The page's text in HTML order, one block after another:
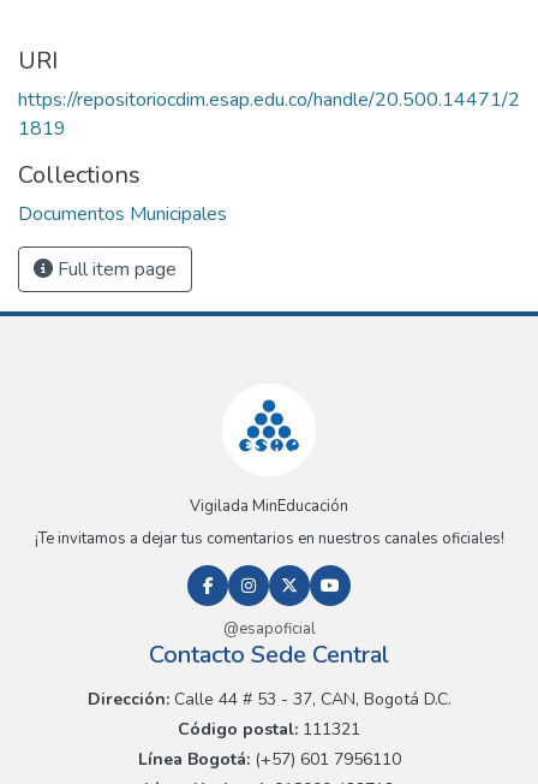
URI
https://repositoriocdim.esap.edu.co/handle/20.500.14471/2
1819
Collections
Documentos Municipales
Full item page
Vigilada MinEducación
¡Te invitamos a dejar tus comentarios en nuestros canales oficiales!
@esapoficial
Contacto Sede Central
Dirección:Calle 44 # 53 - 37, CAN, Bogotá D.C.
Código postal: 111321
Línea Bogotá:(+57) 601 7956110